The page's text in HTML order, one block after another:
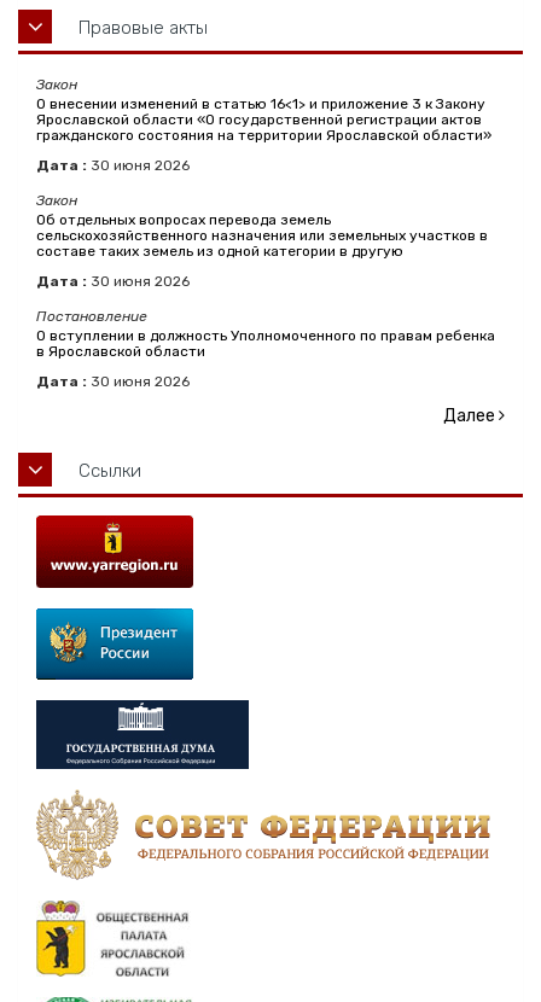
Правовые акты
Закон
О внесении изменений в статью 16<1> и приложение 3 к Закону
Ярославской области «О государственной регистрации актов
гражданского состояния на территории Ярославской области»
Дата : 30 июня 2026
Закон
Об отдельных вопросах перевода земель
сельскохозяйственного назначения или земельных участков в
составе таких земель из одной категории в другую
Дата : 30 июня 2026
Постановление
О вступлении в должность Уполномоченного по правам ребенка
в Ярославской области
Дата : 30 июня 2026
Далее
Ссылки